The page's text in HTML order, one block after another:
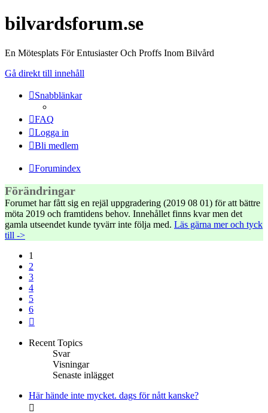
bilvardsforum.se
En Mötesplats För Entusiaster Och Proffs Inom Bilvård
Gå direkt till innehåll
Snabblänkar
FAQ
Logga in
Bli medlem
Forumindex
Förändringar
Forumet har fått sig en rejäl uppgradering (2019 08 01) för att bättre
möta 2019 och framtidens behov. Innehållet finns kvar men det
gamla utseendet kunde tyvärr inte följa med. Läs gärna mer och tyck
till ->
1
2
3
4
5
6
Recent Topics
Svar
Visningar
Senaste inlägget
Här hände inte mycket. dags för nått kanske?